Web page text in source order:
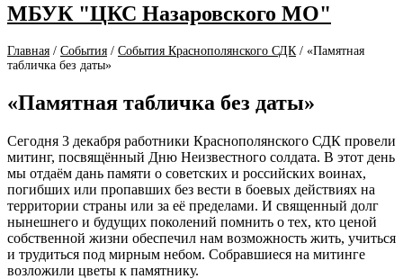
МБУК "ЦКС Назаровского МО"
Главная / События / События Краснополянского СДК / «Памятная
табличка без даты»
«Памятная табличка без даты»
Сегодня 3 декабря работники Краснополянского СДК провели
митинг, посвящённый Дню Неизвестного солдата. В этот день
мы отдаём дань памяти о советских и российских воинах,
погибших или пропавших без вести в боевых действиях на
территории страны или за её пределами. И священный долг
нынешнего и будущих поколений помнить о тех, кто ценой
собственной жизни обеспечил нам возможность жить, учиться
и трудиться под мирным небом. Собравшиеся на митинге
возложили цветы к памятнику.